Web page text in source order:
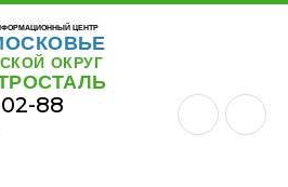
ЦЕНТР
ОКРУГ
88